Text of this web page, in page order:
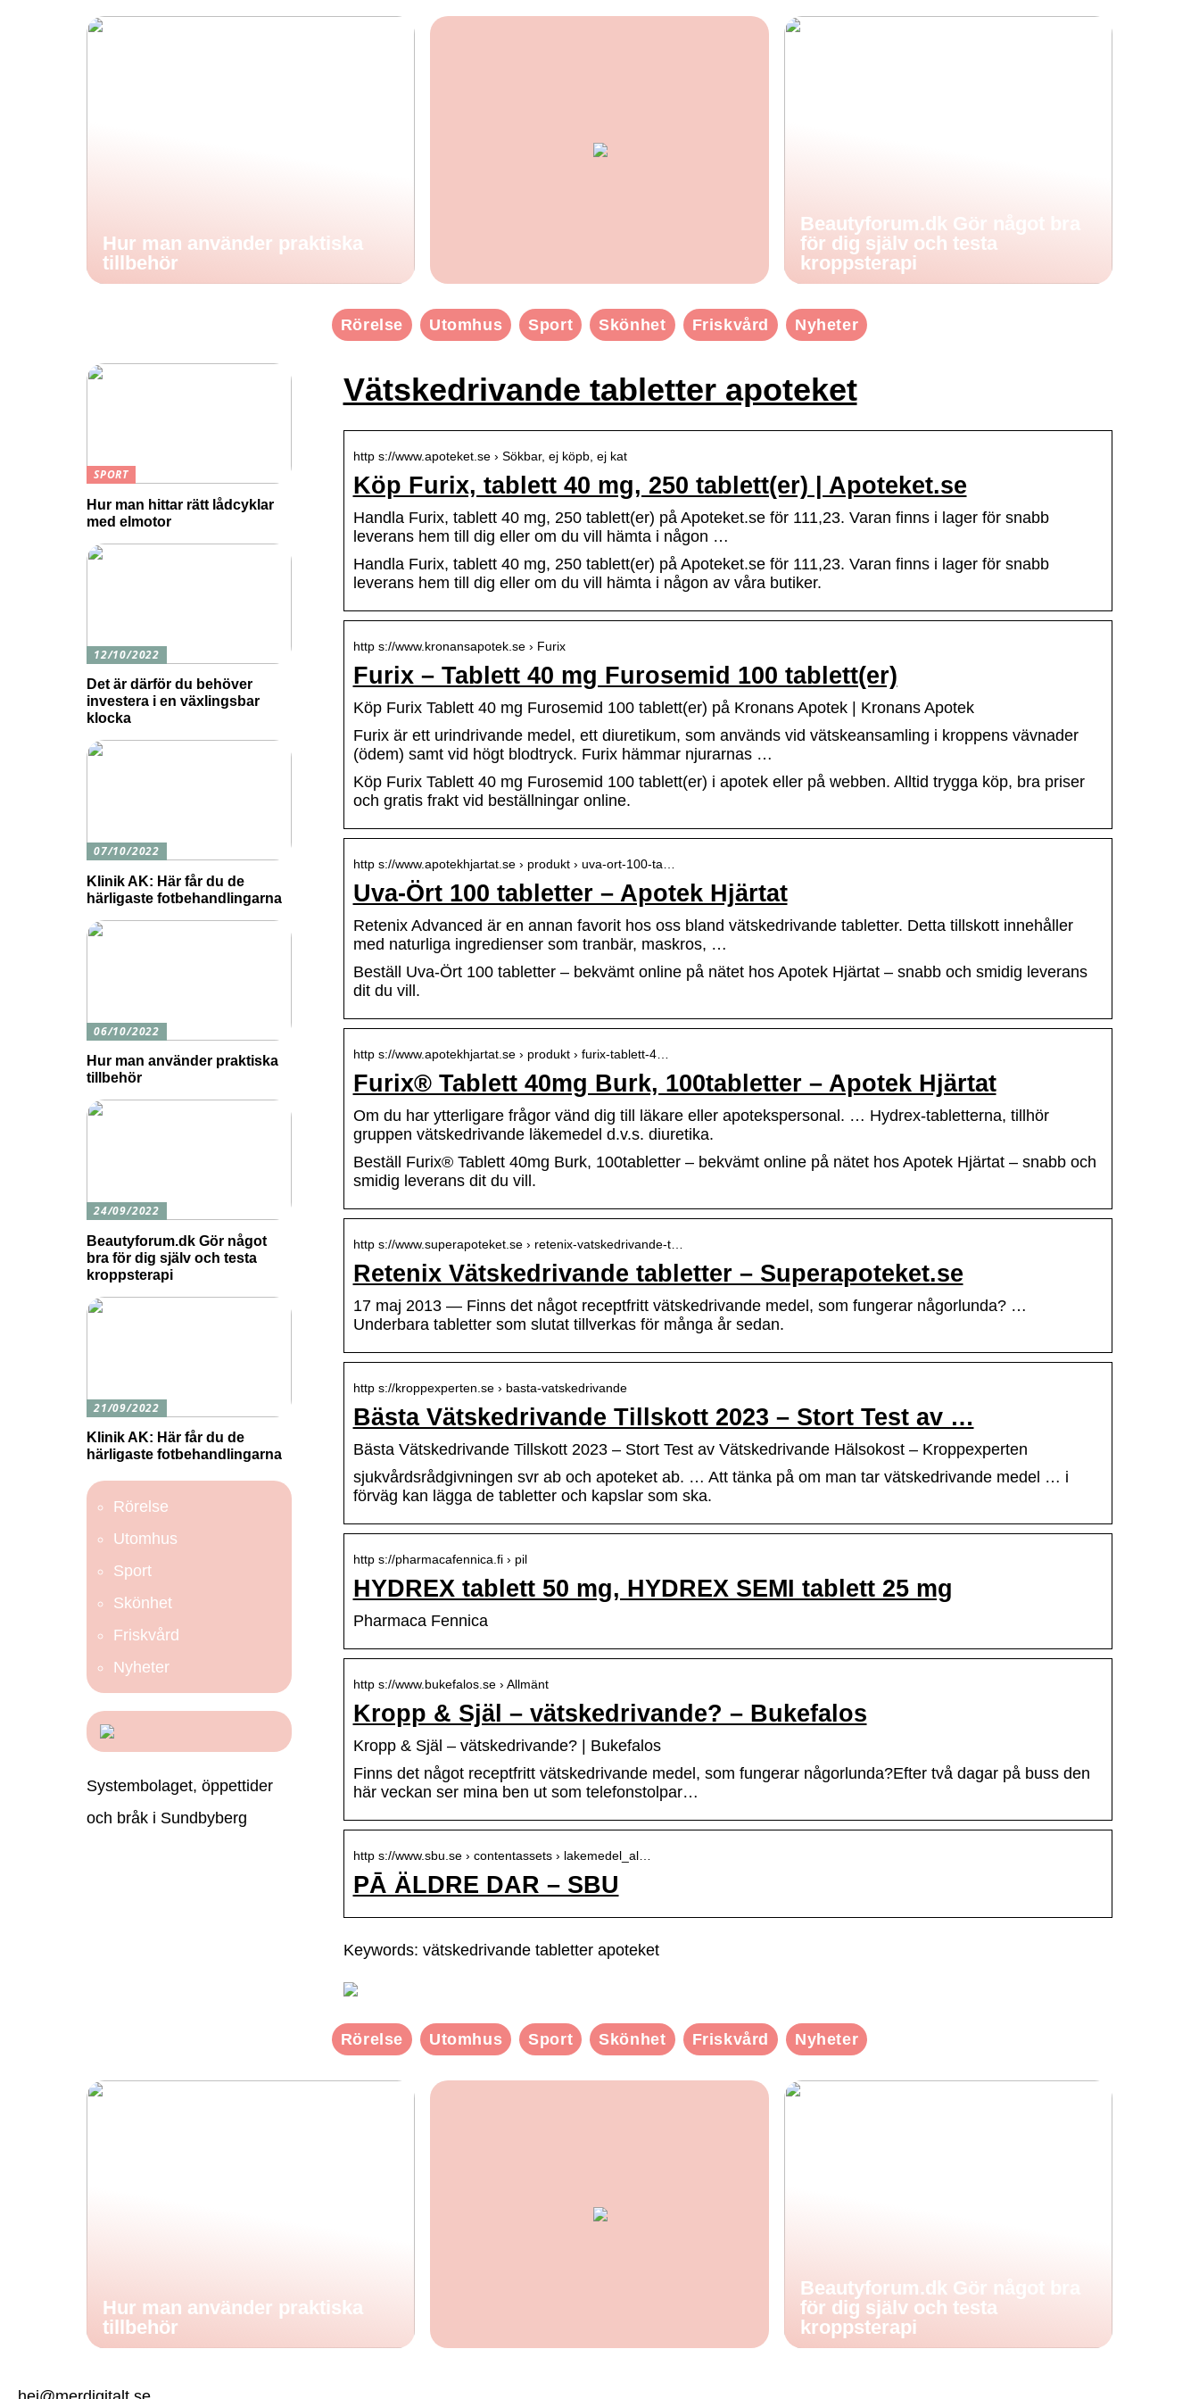
Hur man använder praktiska
tillbehör
Beautyforum.dk Gör något bra
för dig själv och testa
kroppsterapi
Rörelse Utomhus Sport Skönhet Friskvård Nyheter
Vätskedrivande tabletter apoteket
http s://www.apoteket.se › Sökbar, ej köpb, ej kat
Köp Furix, tablett 40 mg, 250 tablett(er) | Apoteket.se
Handla Furix, tablett 40 mg, 250 tablett(er) på Apoteket.se för 111,23. Varan finns i lager för snabb
leverans hem till dig eller om du vill hämta i någon …
Handla Furix, tablett 40 mg, 250 tablett(er) på Apoteket.se för 111,23. Varan finns i lager för snabb
leverans hem till dig eller om du vill hämta i någon av våra butiker.
http s://www.kronansapotek.se › Furix
Furix – Tablett 40 mg Furosemid 100 tablett(er)
Köp Furix Tablett 40 mg Furosemid 100 tablett(er) på Kronans Apotek | Kronans Apotek
Furix är ett urindrivande medel, ett diuretikum, som används vid vätskeansamling i kroppens vävnader
(ödem) samt vid högt blodtryck. Furix hämmar njurarnas …
Köp Furix Tablett 40 mg Furosemid 100 tablett(er) i apotek eller på webben. Alltid trygga köp, bra priser
och gratis frakt vid beställningar online.
http s://www.apotekhjartat.se › produkt › uva-ort-100-ta…
Uva-Ört 100 tabletter – Apotek Hjärtat
Retenix Advanced är en annan favorit hos oss bland vätskedrivande tabletter. Detta tillskott innehåller
med naturliga ingredienser som tranbär, maskros, …
Beställ Uva-Ört 100 tabletter – bekvämt online på nätet hos Apotek Hjärtat – snabb och smidig leverans
dit du vill.
http s://www.apotekhjartat.se › produkt › furix-tablett-4…
Furix® Tablett 40mg Burk, 100tabletter – Apotek Hjärtat
Om du har ytterligare frågor vänd dig till läkare eller apotekspersonal. … Hydrex-tabletterna, tillhör
gruppen vätskedrivande läkemedel d.v.s. diuretika.
Beställ Furix® Tablett 40mg Burk, 100tabletter – bekvämt online på nätet hos Apotek Hjärtat – snabb och
smidig leverans dit du vill.
http s://www.superapoteket.se › retenix-vatskedrivande-t…
Retenix Vätskedrivande tabletter – Superapoteket.se
17 maj 2013 — Finns det något receptfritt vätskedrivande medel, som fungerar någorlunda? …
Underbara tabletter som slutat tillverkas för många år sedan.
http s://kroppexperten.se › basta-vatskedrivande
Bästa Vätskedrivande Tillskott 2023 – Stort Test av …
Bästa Vätskedrivande Tillskott 2023 – Stort Test av Vätskedrivande Hälsokost – Kroppexperten
sjukvårdsrådgivningen svr ab och apoteket ab. … Att tänka på om man tar vätskedrivande medel … i
förväg kan lägga de tabletter och kapslar som ska.
http s://pharmacafennica.fi › pil
HYDREX tablett 50 mg, HYDREX SEMI tablett 25 mg
Pharmaca Fennica
http s://www.bukefalos.se › Allmänt
Kropp & Själ – vätskedrivande? – Bukefalos
Kropp & Själ – vätskedrivande? | Bukefalos
Finns det något receptfritt vätskedrivande medel, som fungerar någorlunda?Efter två dagar på buss den
här veckan ser mina ben ut som telefonstolpar…
http s://www.sbu.se › contentassets › lakemedel_al…
PĀ ÄLDRE DAR – SBU
Keywords: vätskedrivande tabletter apoteket
SPORT
Hur man hittar rätt lådcyklar
med elmotor
12/10/2022
Det är därför du behöver
investera i en växlingsbar
klocka
07/10/2022
Klinik AK: Här får du de
härligaste fotbehandlingarna
06/10/2022
Hur man använder praktiska
tillbehör
24/09/2022
Beautyforum.dk Gör något
bra för dig själv och testa
kroppsterapi
21/09/2022
Klinik AK: Här får du de
härligaste fotbehandlingarna
Rörelse
Utomhus
Sport
Skönhet
Friskvård
Nyheter
Systembolaget, öppettider
och bråk i Sundbyberg
Rörelse Utomhus Sport Skönhet Friskvård Nyheter
Hur man använder praktiska
tillbehör
Beautyforum.dk Gör något bra
för dig själv och testa
kroppsterapi